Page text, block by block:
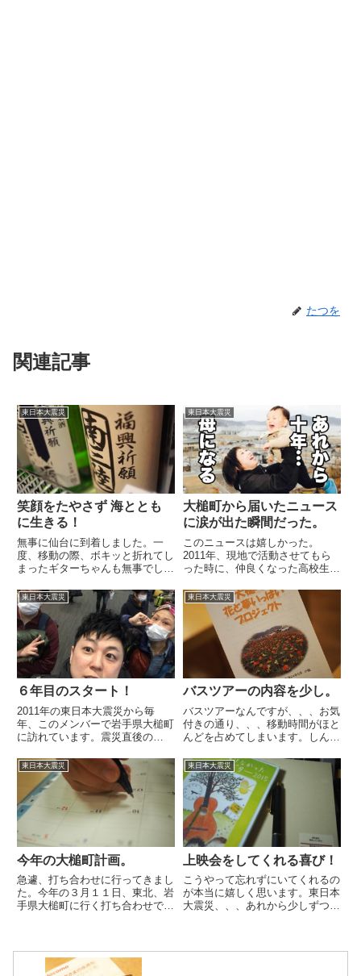
たつを
関連記事
東日本大震災
笑顔をたやさず 海ととも
に生きる！
無事に仙台に到着しました。一
度、移動の際、ボキッと折れてし
まったギターちゃんも無事でし
よ（笑）レンタカーを借りて、こ
こから大槌町を目指します。ちな
みに、昼ごはんも食べないとなん
で、とりあえず、南三陸 さんさ
ん商...
東日本大震災
大槌町から届いたニュース
に涙が出た瞬間だった。
このニュースは嬉しかった。
2011年、現地で活動させてもら
った時に、仲良くなった高校生の
どいのに避難所のことを手伝った
り、強くて弱い女の子だった。そ
の子が強い強いママになったって
ニュース。涙が出たよ。嬉しかっ
た。
東日本大震災
６年目のスタート！
2011年の東日本大震災から毎
年、このメンバーで岩手県大槌町
に訪れています。震災直後の
入ったときの景色は壮絶だった。
今でもはっきりと覚えています。
帰りにもらった１本のギター。あ
のギターが繋いでくれた人の縁。
き...
東日本大震災
バスツアーの内容を少し。
バスツアーなんですが、、、お気
付きの通り、、、移動時間がほと
んどを占めてしまいます。しんど
が、、、大槌町ってそんな場所な
んです。今もまだ電車が通ってな
くて、バスも本数は少ない、、、
そんな場所に行くんです。覚悟だ
け...
東日本大震災
今年の大槌町計画。
急遽、打ち合わせに行ってきまし
た。今年の３月１１日、東北、岩
手県大槌町に行く打ち合わせで
おさえたり、、、宿やレンタカ
ー、さらにはエアーまで。結構、
東日本大震災
上映会をしてくれる喜び！
こうやって忘れずにいてくれるの
が本当に嬉しく思います。東日本
大震災、、、あれから少しずつ日